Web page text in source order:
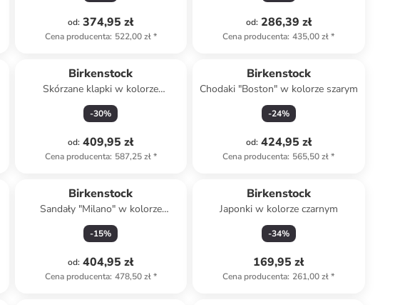
od: 374,95 zł
Cena producenta: 522,00 zł*
od: 286,39 zł
Cena producenta: 435,00 zł*
Birkenstock
Skórzane klapki w kolorze
beżowym
-30%
od: 409,95 zł
Cena producenta: 587,25 zł*
Birkenstock
Chodaki "Boston" w kolorze szarym
-24%
od: 424,95 zł
Cena producenta: 565,50 zł*
Birkenstock
Sandały "Milano" w kolorze
czarnym
-15%
od: 404,95 zł
Cena producenta: 478,50 zł*
Birkenstock
Japonki w kolorze czarnym
-34%
169,95 zł
Cena producenta: 261,00 zł*